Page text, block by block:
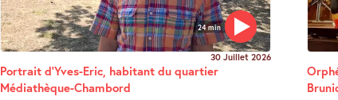
24 min
30 Juillet 2026
Portrait d’Yves-Eric, habitant du quartier
Médiathèque-Chambord